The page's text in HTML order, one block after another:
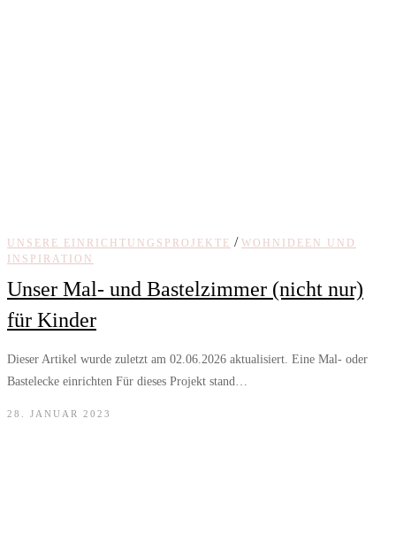
UNSERE EINRICHTUNGSPROJEKTE / WOHNIDEEN UND
INSPIRATION
Unser Mal- und Bastelzimmer (nicht nur)
für Kinder
Dieser Artikel wurde zuletzt am 02.06.2026 aktualisiert. Eine Mal- oder
Bastelecke einrichten Für dieses Projekt stand…
28. JANUAR 2023